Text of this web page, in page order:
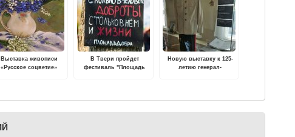
Выставка живописи
«Русское соцветие»
В Твери пройдет
фестиваль "Площадь
Новую выставку к 125-
летию генерал-